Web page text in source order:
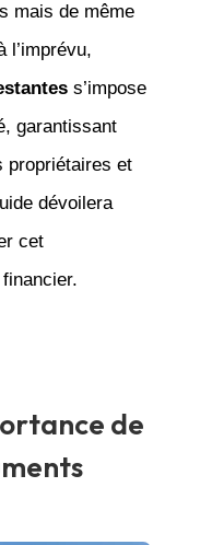
mais de même
l’imprévu,
s’impose
garantissant
propriétaires et
dévoilera
cet
de